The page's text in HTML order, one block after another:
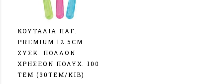
ΚΟΥΤΑΛΙΑ ΠΑΓ.
PREMIUM 12.5CM
ΣΥΣΚ. ΠΟΛΛΩΝ
ΧΡΗΣΕΩΝ ΠΟΛΥΧ. 100
ΤΕΜ (30TEM/KIB)